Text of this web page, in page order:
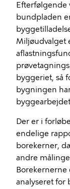
Efterfølgende
bundpladen
Miljøudvalget
byggeriet, så
bygningen
Der er i
endelige
borekerner,
andre
Borekernerne
analyseret for